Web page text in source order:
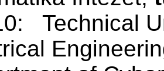
Technical